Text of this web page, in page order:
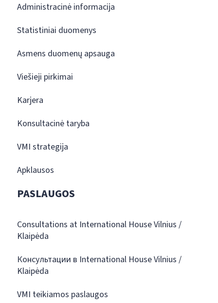
Administracinė informacija
Statistiniai duomenys
Asmens duomenų apsauga
Viešieji pirkimai
Karjera
Konsultacinė taryba
VMI strategija
Apklausos
PASLAUGOS
Consultations at International House Vilnius /
Klaipėda
Консультации в International House Vilnius /
Klaipėda
VMI teikiamos paslaugos